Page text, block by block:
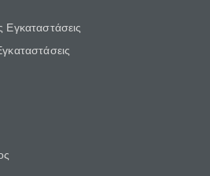
Εγκαταστάσεις